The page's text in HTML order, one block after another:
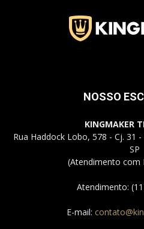
NOSSO
KINGMAKER
Rua Haddock Lobo, 578 - Cj. 31
SP
(Atendimento com
Atendimento:
E-mail: